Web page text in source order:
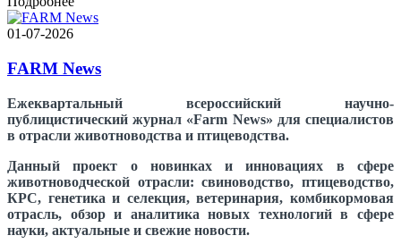
01-07-2026
FARM News
Ежеквартальный всероссийский научно-
публицистический журнал «Farm News» для специалистов
в отрасли животноводства и птицеводства.
Данный проект о новинках и инновациях в сфере
животноводческой отрасли: свиноводство, птицеводство,
КРС, генетика и селекция, ветеринария, комбикормовая
отрасль, обзор и аналитика новых технологий в сфере
науки, актуальные и свежие новости.